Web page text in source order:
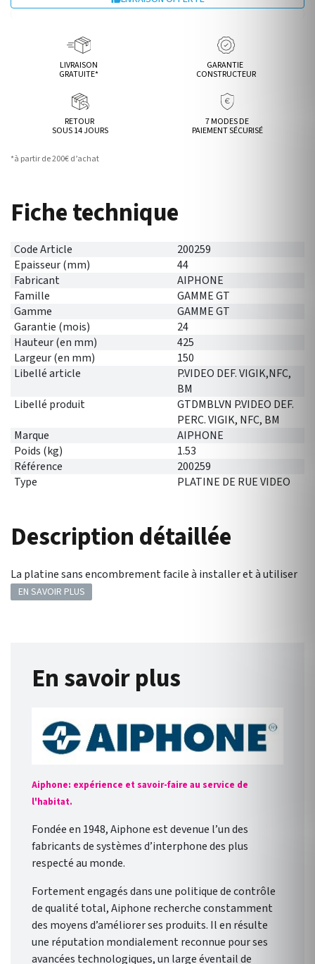
LIVRAISON
GRATUITE*
GARANTIE
CONSTRUCTEUR
RETOUR
SOUS 14 JOURS
7 MODES DE
PAIEMENT SÉCURISÉ
*à partir de 200€ d’achat
Fiche technique
Code Article
200259
Epaisseur (mm)
44
Fabricant
AIPHONE
Famille
GAMME GT
Gamme
GAMME GT
Garantie (mois)
24
Hauteur (en mm)
425
Largeur (en mm)
150
Libellé article
P.VIDEO DEF. VIGIK,NFC,
BM
Libellé produit
GTDMBLVN P.VIDEO DEF.
PERC. VIGIK, NFC, BM
Marque
AIPHONE
Poids (kg)
1.53
Référence
200259
Type
PLATINE DE RUE VIDEO
Description détaillée
La platine sans encombrement facile à installer et à utiliser
EN SAVOIR PLUS
En savoir plus
Aiphone: expérience et savoir-faire au service de
l'habitat.
Fondée en 1948, Aiphone est devenue l’un des
fabricants de systèmes d’interphone des plus
respecté au monde.
Fortement engagés dans une politique de contrôle
de qualité total, Aiphone recherche constamment
des moyens d’améliorer ses produits. Il en résulte
une réputation mondialement reconnue pour ses
avancées technologiques, un large éventail de